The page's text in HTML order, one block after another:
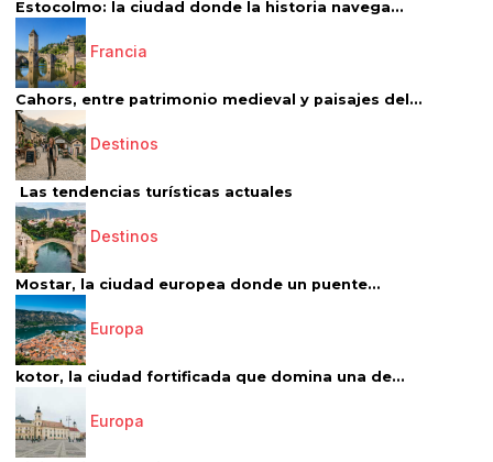
Estocolmo: la ciudad donde la historia navega...
Francia
Cahors, entre patrimonio medieval y paisajes del...
Destinos
Las tendencias turísticas actuales
Destinos
Mostar, la ciudad europea donde un puente...
Europa
kotor, la ciudad fortificada que domina una de...
Europa